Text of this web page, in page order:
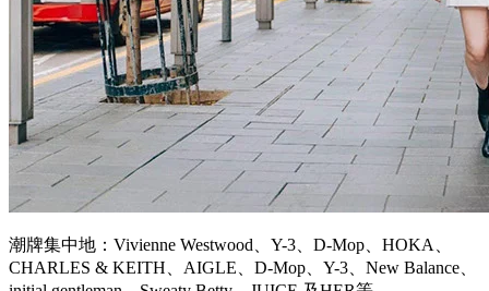
潮牌集中地：Vivienne Westwood、Y-3、D-Mop、HOKA、
CHARLES & KEITH、AIGLE、D-Mop、Y-3、New Balance、